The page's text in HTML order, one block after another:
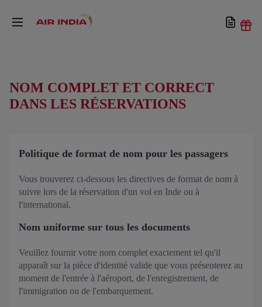
NOM COMPLET ET CORRECT
DANS LES RÉSERVATIONS
Politique de format de nom pour les passagers
Vous trouverez ci-dessous les directives de format de nom à
suivre lors de la réservation d'un vol en Inde ou à
l'international.
Nom uniforme sur tous les documents
Veuillez fournir votre nom complet exactement tel qu'il
apparaît sur la pièce d'identité valide que vous présenterez au
moment de l'entrée à l'aéroport, de l'enregistrement, de
l'immigration ou de l'embarquement.